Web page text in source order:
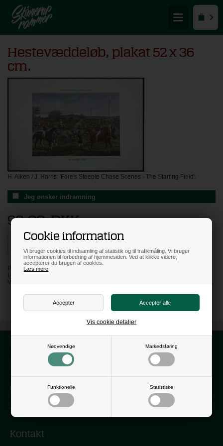
Cookie information
Vi bruger cookies til indsamling af statistik og til trafikmåling. Vi bruger
informationen til forbedring af hjemmesiden. Ved at klikke videre,
accepterer du brugen af cookies.
Læs mere
Nødvendige Markedsføring
Funktionelle Statistiske
Vis cookie detaljer
Hestevæddeløb, plakat 52 x 36
cm.
H. Alken / J. Harris: 'Fore's Steeple Chase Scenes - The Starting Field'.
Jeg ønsker indramning
98,00DKK
PÅ LAGER
LEVERING: 3 HVERDAGE
VARENR:
Forside
Nyhedsbrev
Om os
Vilkår
Kontakt